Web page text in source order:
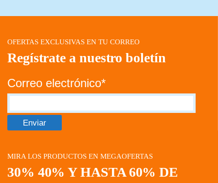
OFERTAS EXCLUSIVAS EN TU CORREO
Regístrate a nuestro boletín
Correo electrónico*
MIRA LOS PRODUCTOS EN MEGAOFERTAS
30% 40% Y HASTA 60% DE